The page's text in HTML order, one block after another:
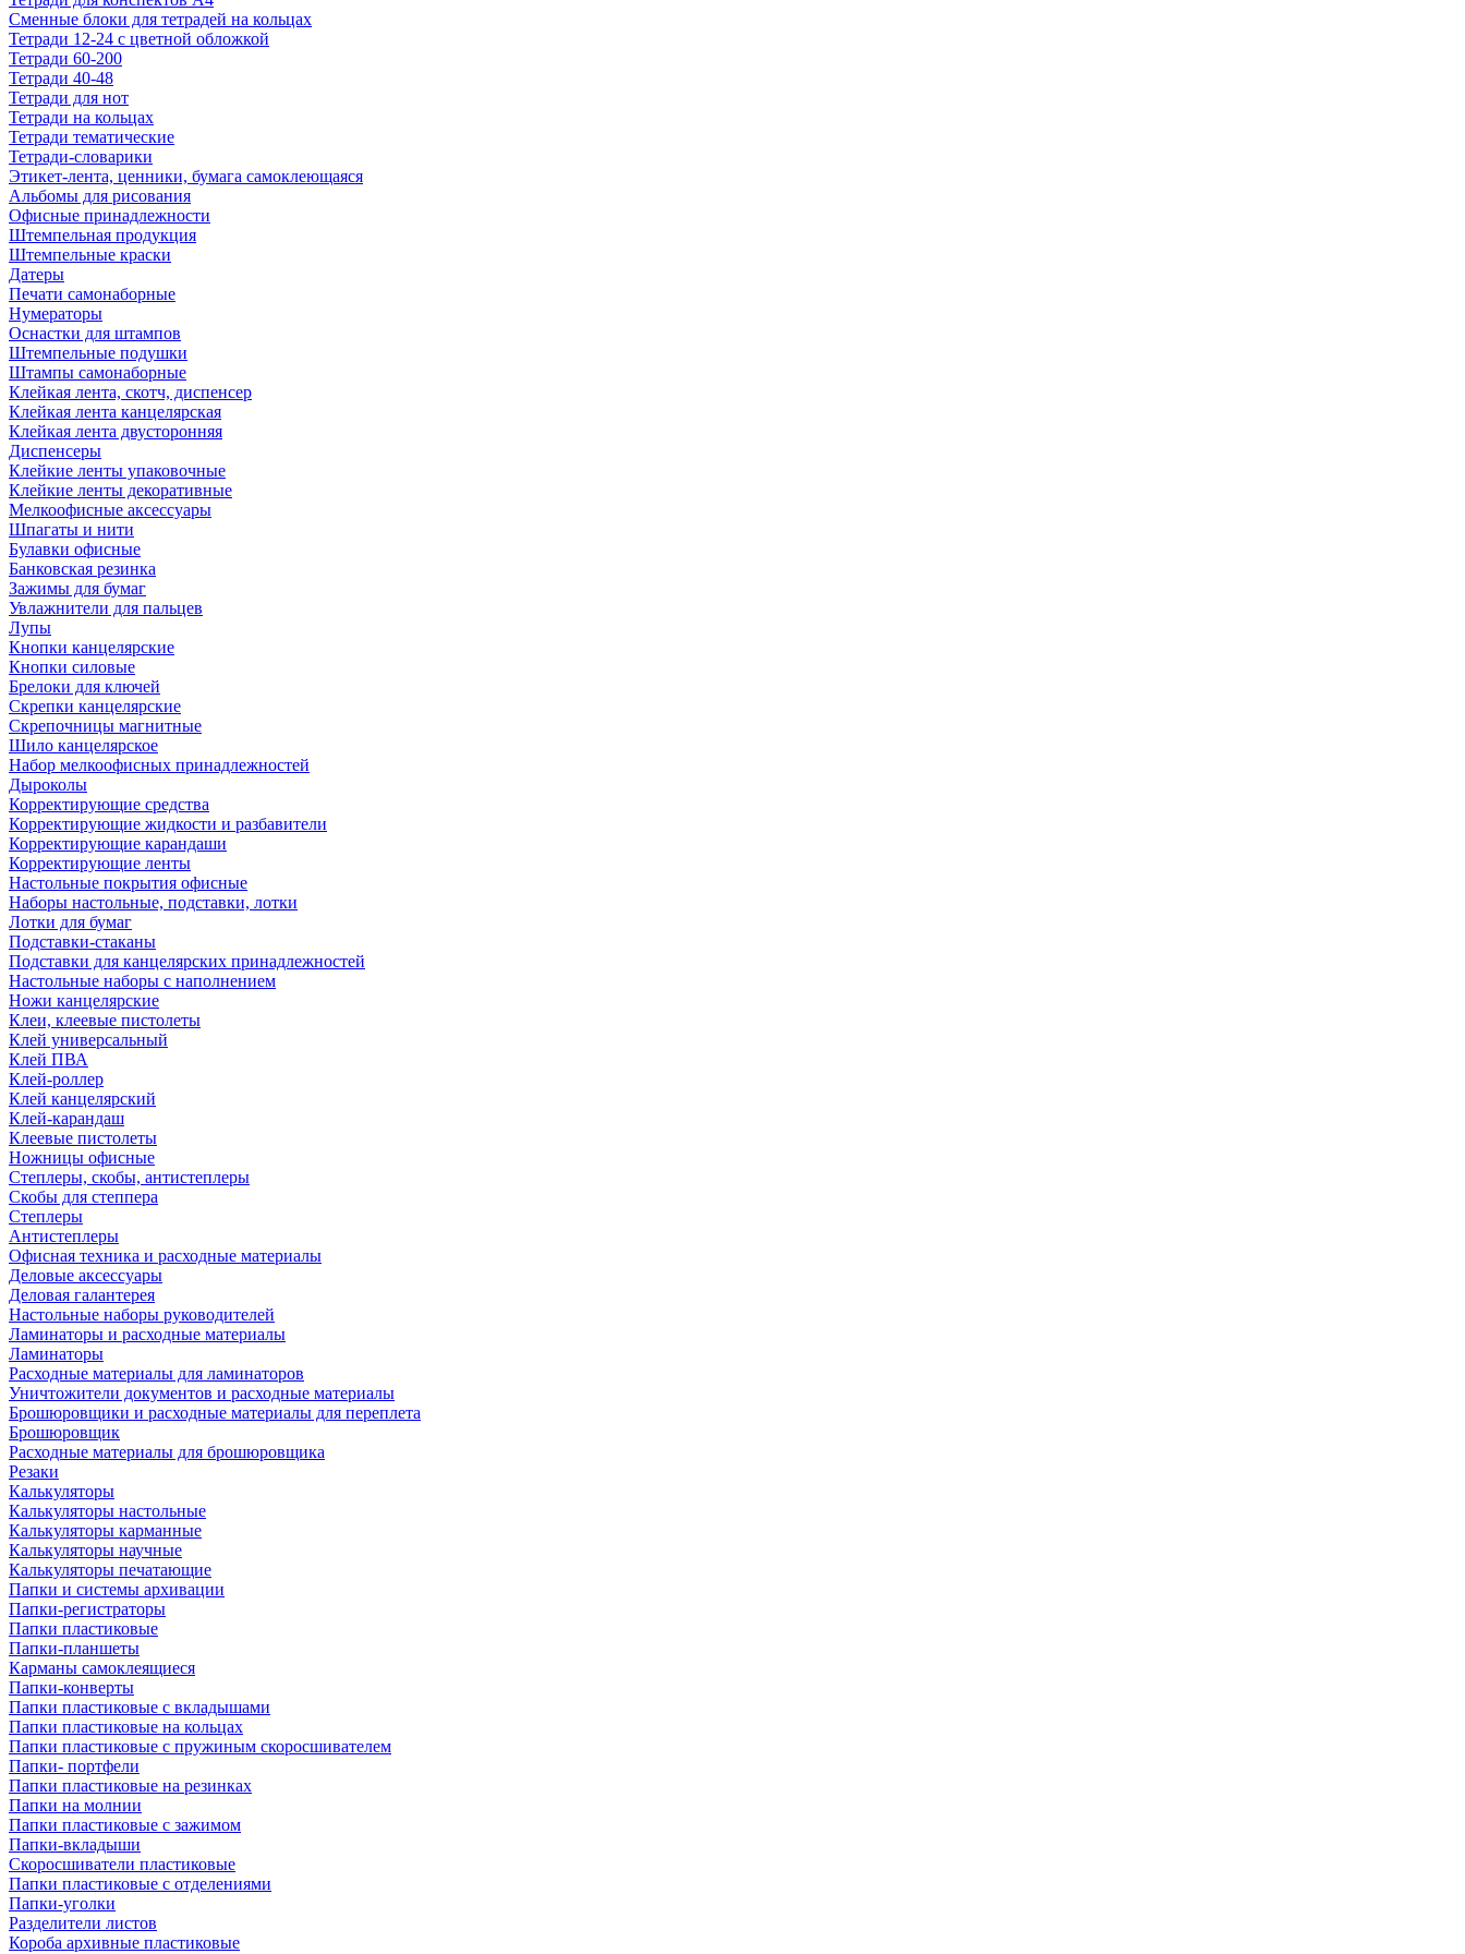
Сменные блоки для тетрадей на кольцах
Тетради 12-24 с цветной обложкой
Тетради 60-200
Тетради 40-48
Тетради для нот
Тетради на кольцах
Тетради тематические
Тетради-словарики
Этикет-лента, ценники, бумага самоклеющаяся
Альбомы для рисования
Офисные принадлежности
Штемпельная продукция
Штемпельные краски
Датеры
Печати самонаборные
Нумераторы
Оснастки для штампов
Штемпельные подушки
Штампы самонаборные
Клейкая лента, скотч, диспенсер
Клейкая лента канцелярская
Клейкая лента двусторонняя
Диспенсеры
Клейкие ленты упаковочные
Клейкие ленты декоративные
Мелкоофисные аксессуары
Шпагаты и нити
Булавки офисные
Банковская резинка
Зажимы для бумаг
Увлажнители для пальцев
Лупы
Кнопки канцелярские
Кнопки силовые
Брелоки для ключей
Скрепки канцелярские
Скрепочницы магнитные
Шило канцелярское
Набор мелкоофисных принадлежностей
Дыроколы
Корректирующие средства
Корректирующие жидкости и разбавители
Корректирующие карандаши
Корректирующие ленты
Настольные покрытия офисные
Наборы настольные, подставки, лотки
Лотки для бумаг
Подставки-стаканы
Подставки для канцелярских принадлежностей
Настольные наборы с наполнением
Ножи канцелярские
Клеи, клеевые пистолеты
Клей универсальный
Клей ПВА
Клей-роллер
Клей канцелярский
Клей-карандаш
Клеевые пистолеты
Ножницы офисные
Степлеры, скобы, антистеплеры
Скобы для степпера
Степлеры
Антистеплеры
Офисная техника и расходные материалы
Деловые аксессуары
Деловая галантерея
Настольные наборы руководителей
Ламинаторы и расходные материалы
Ламинаторы
Расходные материалы для ламинаторов
Уничтожители документов и расходные материалы
Брошюровщики и расходные материалы для переплета
Брошюровщик
Расходные материалы для брошюровщика
Резаки
Калькуляторы
Калькуляторы настольные
Калькуляторы карманные
Калькуляторы научные
Калькуляторы печатающие
Папки и системы архивации
Папки-регистраторы
Папки пластиковые
Папки-планшеты
Карманы самоклеящиеся
Папки-конверты
Папки пластиковые с вкладышами
Папки пластиковые на кольцах
Папки пластиковые с пружиным скоросшивателем
Папки- портфели
Папки пластиковые на резинках
Папки на молнии
Папки пластиковые с зажимом
Папки-вкладыши
Скоросшиватели пластиковые
Папки пластиковые с отделениями
Папки-уголки
Разделители листов
Короба архивные пластиковые